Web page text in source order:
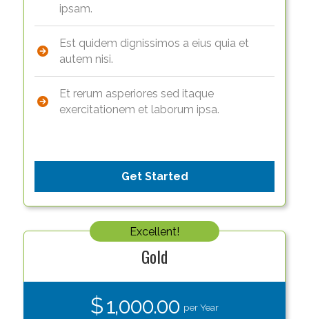
ipsam.
Est quidem dignissimos a eius quia et
autem nisi.
Et rerum asperiores sed itaque
exercitationem et laborum ipsa.
Get Started
Excellent!
Gold
$ 1,000.00 per Year